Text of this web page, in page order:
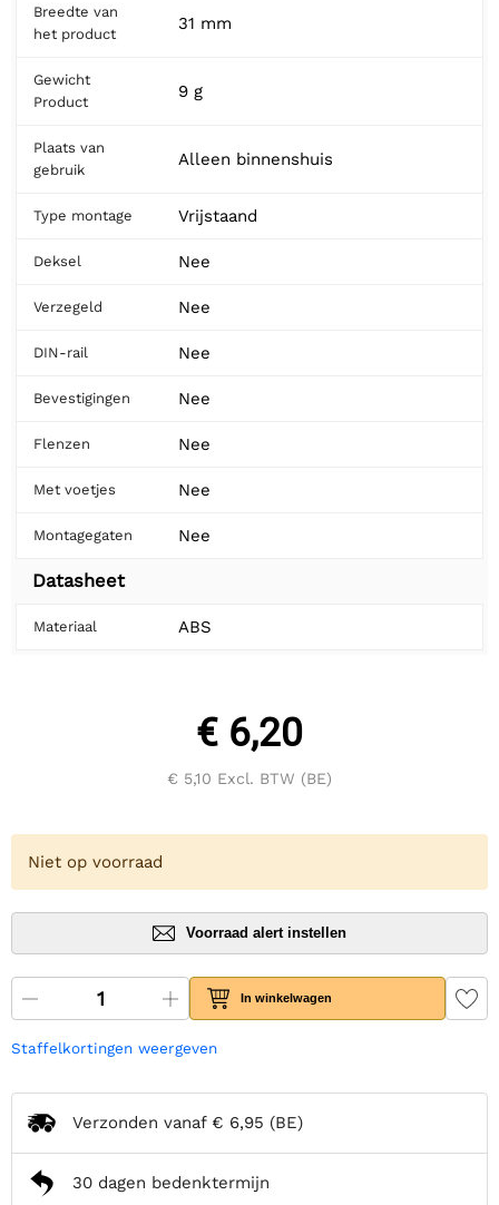
Breedte van
het product
31 mm
Gewicht
Product
9 g
Plaats van
gebruik
Alleen binnenshuis
Type montage Vrijstaand
Deksel Nee
Verzegeld Nee
DIN-rail Nee
Bevestigingen Nee
Flenzen Nee
Met voetjes Nee
Montagegaten Nee
Datasheet
Materiaal ABS
€ 6,20
€ 5,10 Excl. BTW (BE)
Niet op voorraad
Voorraad alert instellen
In winkelwagen
Staffelkortingen weergeven
Verzonden vanaf € 6,95 (BE)
30 dagen bedenktermijn